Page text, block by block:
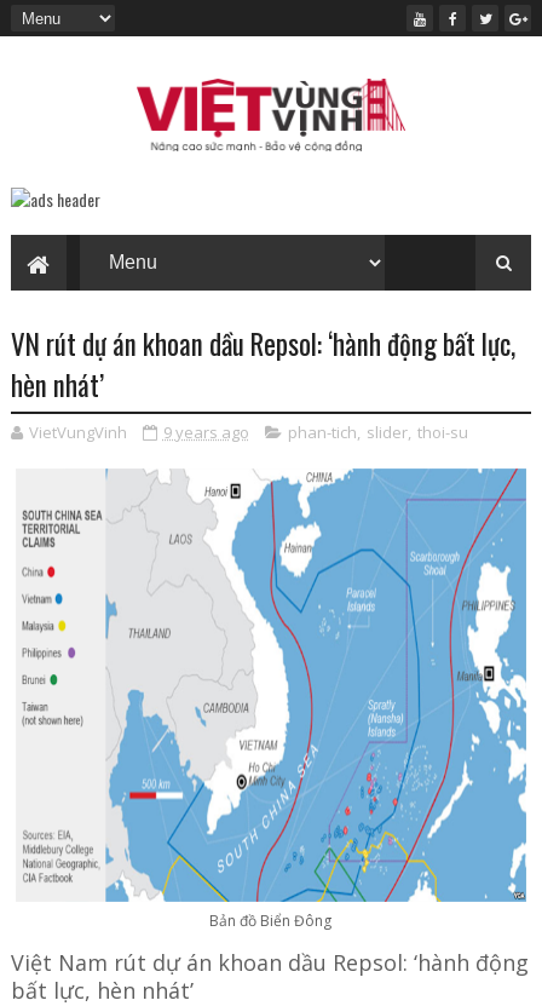
VN rút dự án khoan dầu Repsol: ‘hành động bất lực,
hèn nhát’
VietVungVinh 9 years ago phan-tich, slider, thoi-su
Bản đồ Biển Đông
Việt Nam rút dự án khoan dầu Repsol: ‘hành động
bất lực, hèn nhát’